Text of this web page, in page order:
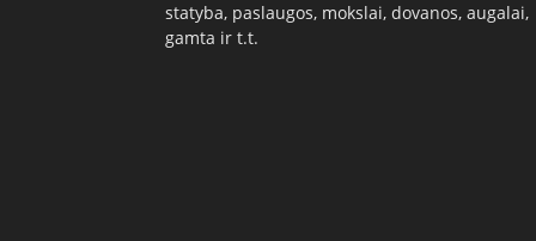
statyba, paslaugos, mokslai, dovanos, augalai,
gamta ir t.t.